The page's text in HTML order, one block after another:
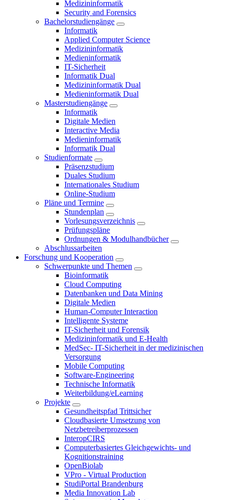
Medizininformatik
Security and Forensics
Bachelorstudiengänge
Informatik
Applied Computer Science
Medizininformatik
Medieninformatik
IT-Sicherheit
Informatik Dual
Medizininformatik Dual
Medieninformatik Dual
Masterstudiengänge
Informatik
Digitale Medien
Interactive Media
Medieninformatik
Informatik Dual
Studienformate
Präsenzstudium
Duales Studium
Internationales Studium
Online-Studium
Pläne und Termine
Stundenplan
Vorlesungsverzeichnis
Prüfungspläne
Ordnungen & Modulhandbücher
Abschlussarbeiten
Forschung und Kooperation
Schwerpunkte und Themen
Bioinformatik
Cloud Computing
Datenbanken und Data Mining
Digitale Medien
Human-Computer Interaction
Intelligente Systeme
IT-Sicherheit und Forensik
Medizininformatik und E-Health
MedSec- IT-Sicherheit in der medizinischen
Versorgung
Mobile Computing
Software-Engineering
Technische Informatik
Weiterbildung/eLearning
Projekte
Gesundheitspfad Trittsicher
Cloudbasierte Umsetzung von
Netzbetreiberprozessen
InteropCIRS
Computerbasiertes Gleichgewichts- und
Kognitionstraining
OpenBiolab
VPro - Virtual Production
StudiPortal Brandenburg
Media Innovation Lab